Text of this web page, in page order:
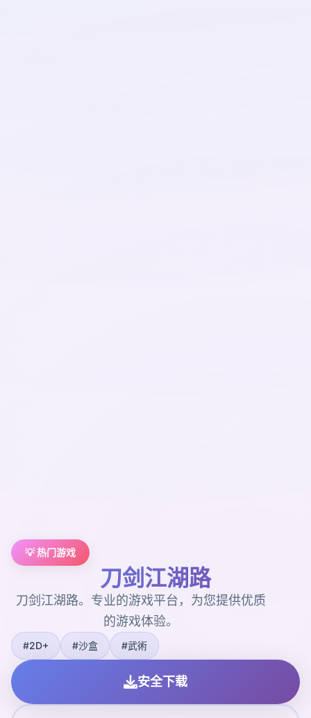
💡 热门游戏
刀剑江湖路
刀剑江湖路。专业的游戏平台，为您提供优质
的游戏体验。
#2D+ #沙盒 #武術
安全下载